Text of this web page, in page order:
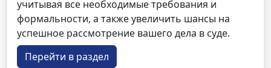
учитывая все необходимые требования и
формальности, а также увеличить шансы на
успешное рассмотрение вашего дела в суде.
Перейти в раздел